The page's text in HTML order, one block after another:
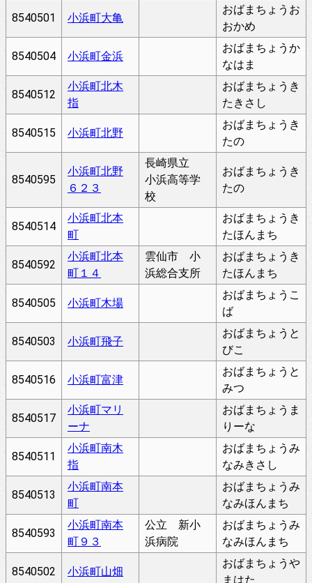
8540501 小浜町大亀
おばまちょうお
おかめ
8540504 小浜町金浜
おばまちょうか
なはま
8540512
小浜町北木
指
おばまちょうき
たきさし
8540515 小浜町北野
おばまちょうき
たの
8540595
小浜町北野
６２３
長崎県立
小浜高等学
校
おばまちょうき
たの
8540514
小浜町北本
町
おばまちょうき
たほんまち
8540592
小浜町北本
町１４
雲仙市 小
浜総合支所
おばまちょうき
たほんまち
8540505 小浜町木場
おばまちょうこ
ば
8540503 小浜町飛子
おばまちょうと
びこ
8540516 小浜町富津
おばまちょうと
みつ
8540517
小浜町マリ
ーナ
おばまちょうま
りーな
8540511
小浜町南木
指
おばまちょうみ
なみきさし
8540513
小浜町南本
町
おばまちょうみ
なみほんまち
8540593
小浜町南本
町９３
公立 新小
浜病院
おばまちょうみ
なみほんまち
8540502 小浜町山畑
おばまちょうや
まはた